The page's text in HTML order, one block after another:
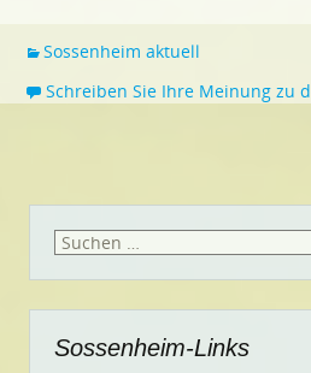
Sossenheim aktuell
Schreiben Sie Ihre Meinung zu
Suchen
Sossenheim-Links